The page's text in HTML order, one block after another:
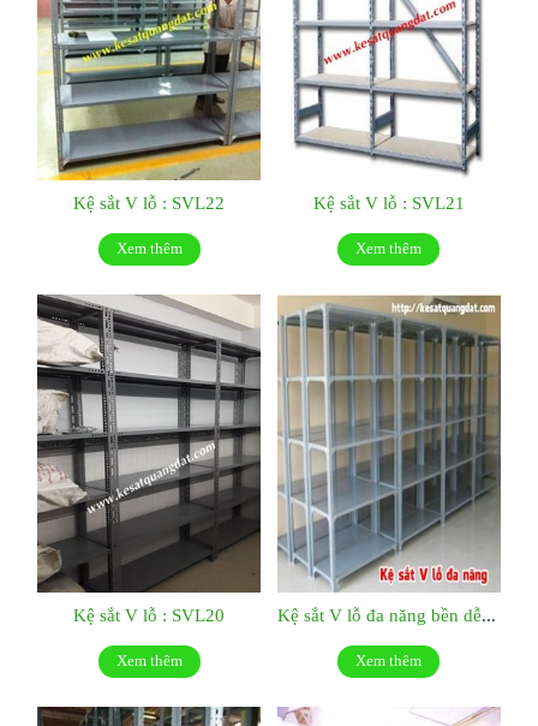
Kệ sắt V lỗ : SVL22
Xem thêm
Kệ sắt V lỗ : SVL21
Xem thêm
Kệ sắt V lỗ : SVL20
Xem thêm Xem thêm